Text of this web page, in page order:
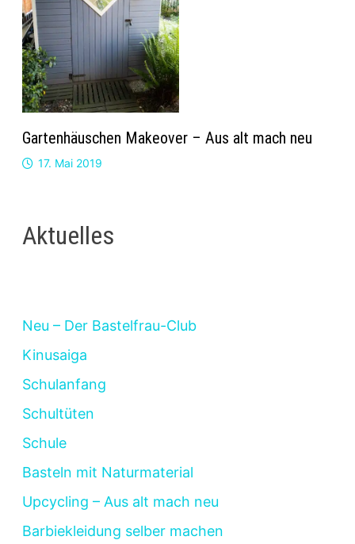
Gartenhäuschen Makeover – Aus alt mach neu
17. Mai 2019
Aktuelles
Neu – Der Bastelfrau-Club
Kinusaiga
Schulanfang
Schultüten
Schule
Basteln mit Naturmaterial
Upcycling – Aus alt mach neu
Barbiekleidung selber machen